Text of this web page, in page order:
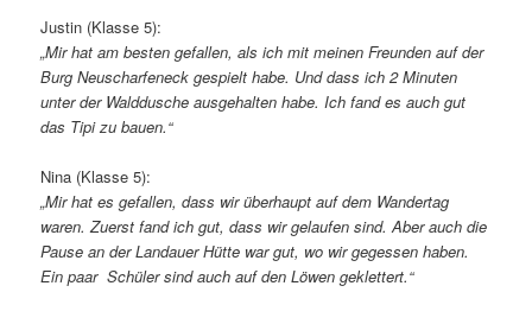
Justin (Klasse 5):
„Mir hat am besten gefallen, als ich mit meinen Freunden auf der
Burg Neuscharfeneck gespielt habe. Und dass ich 2 Minuten
unter der Walddusche ausgehalten habe. Ich fand es auch gut
das Tipi zu bauen.“
Nina (Klasse 5):
„Mir hat es gefallen, dass wir überhaupt auf dem Wandertag
waren. Zuerst fand ich gut, dass wir gelaufen sind. Aber auch die
Pause an der Landauer Hütte war gut, wo wir gegessen haben.
Ein paar Schüler sind auch auf den Löwen geklettert.“